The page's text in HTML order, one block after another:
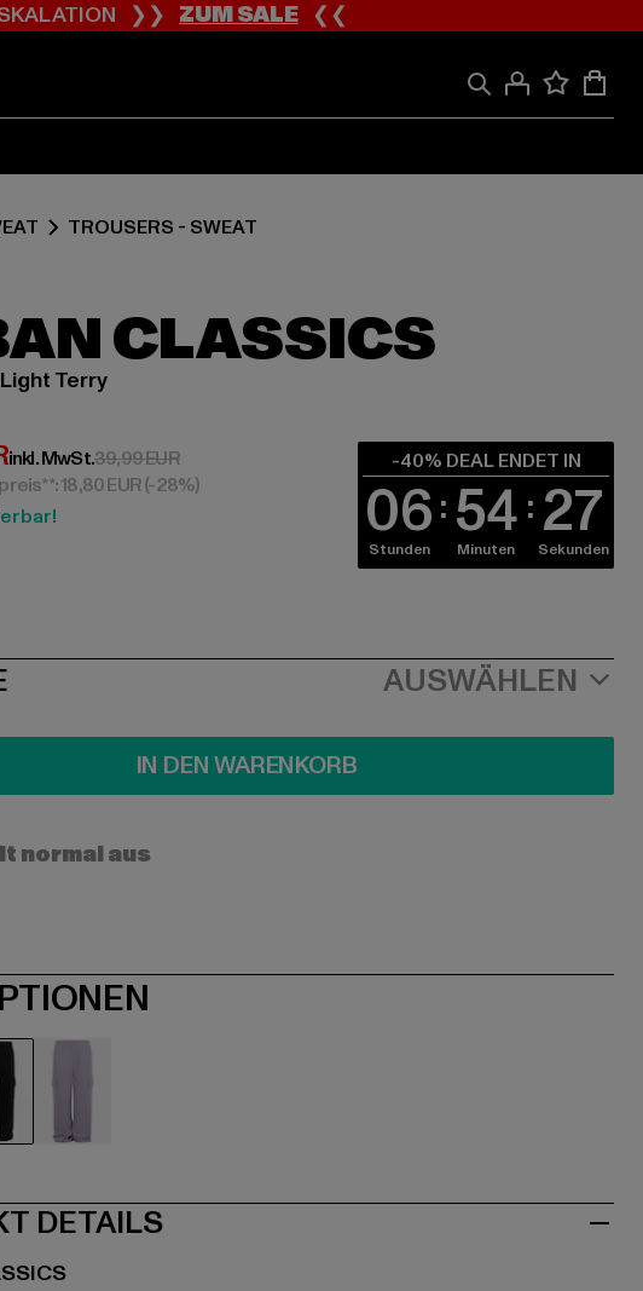
❯❯ZUM SALE❮❮
TROUSERS - SWEAT
CLASSICS
Terry
23,99 EUR
inkl. MwSt.39,99 EURAktionspreis: 39,99 EUR
18,80 EUR(-28%)
-40% DEAL ENDET IN
06
Stunden 54
Minuten 27
Sekunden
AUSWÄHLEN
IN DEN WARENKORB
normal aus
DETAILS